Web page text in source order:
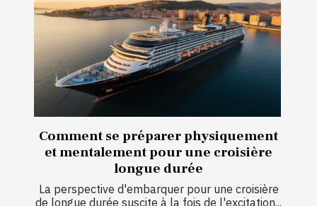
Comment se préparer physiquement
et mentalement pour une croisière
longue durée
La perspective d'embarquer pour une croisière
de longue durée suscite à la fois de l'excitation...